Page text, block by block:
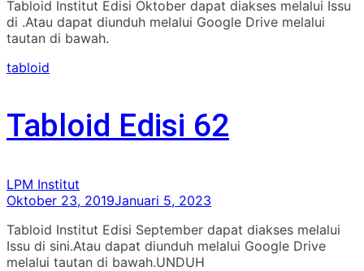
Tabloid Institut Edisi Oktober dapat diakses melalui Issu
di .Atau dapat diunduh melalui Google Drive melalui
tautan di bawah.
tabloid
Tabloid Edisi 62
LPM Institut
Oktober 23, 2019Januari 5, 2023
Tabloid Institut Edisi September dapat diakses melalui
Issu di sini.Atau dapat diunduh melalui Google Drive
melalui tautan di bawah.UNDUH